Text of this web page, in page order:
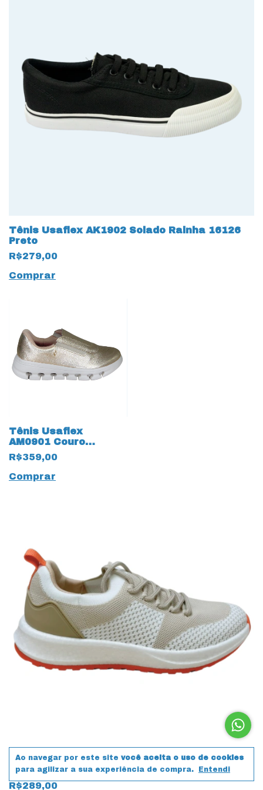
Ao navegar por este site você aceita o uso de cookies
para agilizar a sua experiência de compra.
Entendi
Tênis Usaflex AK1902 Solado Rainha 16126
Preto
R$279,00
Comprar
Tênis Usaflex
AM0901 Couro
Natural 17583
Dourado
R$359,00
Comprar
Tênis Usaflex AO1500 Poofy Tricot 19204
Branco
R$289,00